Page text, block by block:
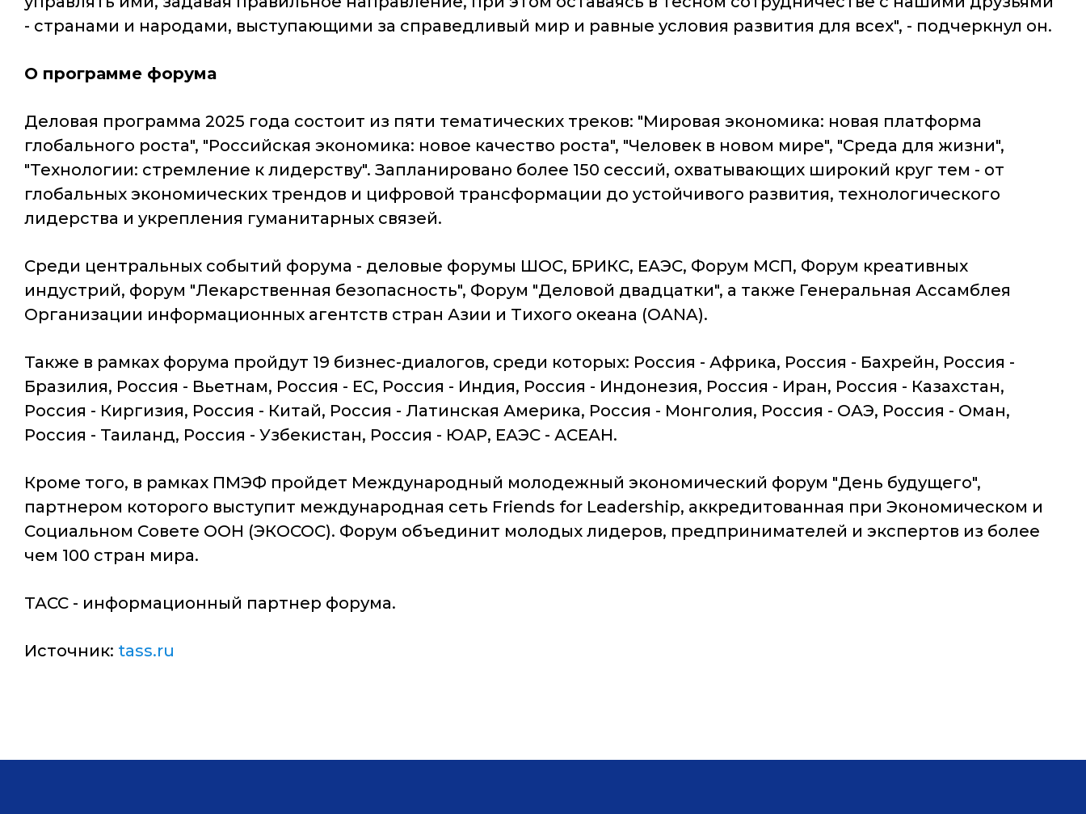
- странами и народами, выступающими за справедливый мир и равные условия развития для всех", - подчеркнул он.
О программе форума
Деловая программа 2025 года состоит из пяти тематических треков: "Мировая экономика: новая платформа
глобального роста", "Российская экономика: новое качество роста", "Человек в новом мире", "Среда для жизни",
"Технологии: стремление к лидерству". Запланировано более 150 сессий, охватывающих широкий круг тем - от
глобальных экономических трендов и цифровой трансформации до устойчивого развития, технологического
лидерства и укрепления гуманитарных связей.
Среди центральных событий форума - деловые форумы ШОС, БРИКС, ЕАЭС, Форум МСП, Форум креативных
индустрий, форум "Лекарственная безопасность", Форум "Деловой двадцатки", а также Генеральная Ассамблея
Организации информационных агентств стран Азии и Тихого океана (OANA).
Также в рамках форума пройдут 19 бизнес-диалогов, среди которых: Россия - Африка, Россия - Бахрейн, Россия -
Бразилия, Россия - Вьетнам, Россия - ЕС, Россия - Индия, Россия - Индонезия, Россия - Иран, Россия - Казахстан,
Россия - Киргизия, Россия - Китай, Россия - Латинская Америка, Россия - Монголия, Россия - ОАЭ, Россия - Оман,
Россия - Таиланд, Россия - Узбекистан, Россия - ЮАР, ЕАЭС - АСЕАН.
Кроме того, в рамках ПМЭФ пройдет Международный молодежный экономический форум "День будущего",
партнером которого выступит международная сеть Friends for Leadership, аккредитованная при Экономическом и
Социальном Совете ООН (ЭКОСОС). Форум объединит молодых лидеров, предпринимателей и экспертов из более
чем 100 стран мира.
ТАСС - информационный партнер форума.
Источник: tass.ru